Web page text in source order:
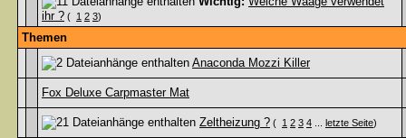
ihr ? ( 1 2 3)
Themen
Anaconda Mozzi Killer
Fox Deluxe Carpmaster Mat
Zeltheizung ? ( 1 2 3 4 letzte Seite)